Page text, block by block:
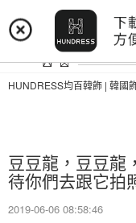
登入 註冊
HUNDRESS均百韓飾 | 韓國
豆豆龍，豆豆龍
待你們去跟它拍
2019-06-06 08:58:46